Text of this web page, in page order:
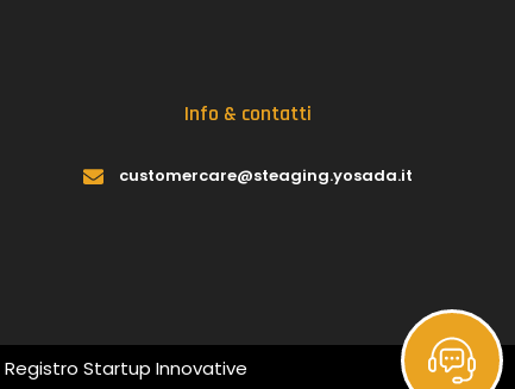
Info & contatti
customercare@steaging.yosada.it
Registro Startup Innovative